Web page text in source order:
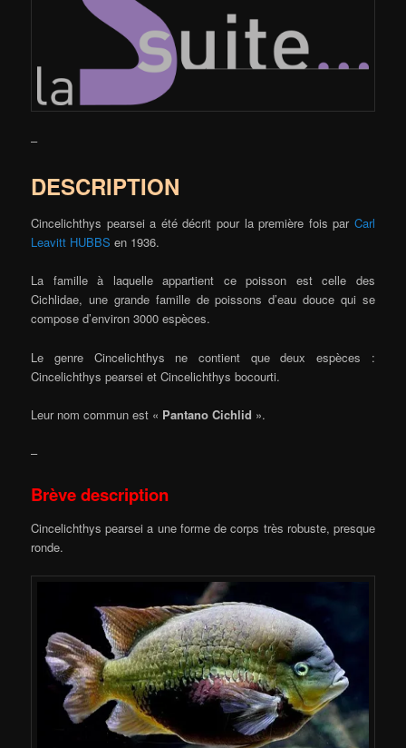
–
DESCRIPTION
Cincelichthys pearsei a été décrit pour la première fois par Carl
Leavitt HUBBS en 1936.
La famille à laquelle appartient ce poisson est celle des
Cichlidae, une grande famille de poissons d’eau douce qui se
compose d’environ 3000 espèces.
Le genre Cincelichthys ne contient que deux espèces :
Cincelichthys pearsei et Cincelichthys bocourti.
Leur nom commun est « Pantano Cichlid ».
–
Brève description
Cincelichthys pearsei a une forme de corps très robuste, presque
ronde.